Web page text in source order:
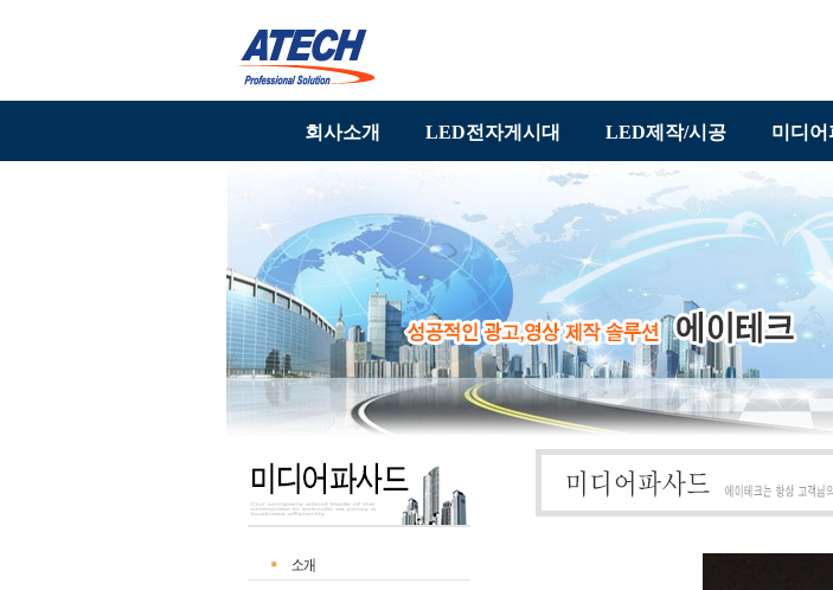
회사소개 LED전자게시대 LED제작/시공 미디어